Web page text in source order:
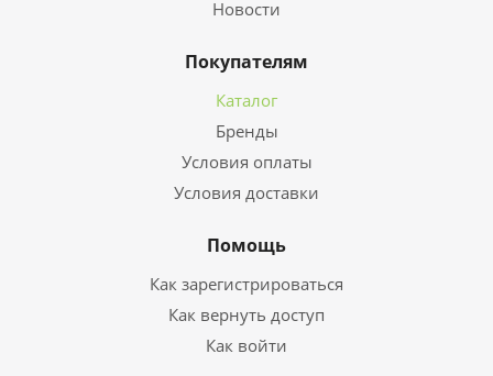
Новости
Покупателям
Каталог
Бренды
Условия оплаты
Условия доставки
Помощь
Как зарегистрироваться
Как вернуть доступ
Как войти